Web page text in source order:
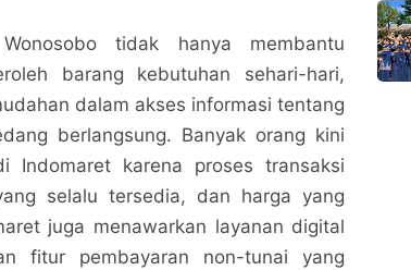
tidak hanya membantu
barang kebutuhan sehari-hari,
dalam akses informasi tentang
berlangsung. Banyak orang kini
Indomaret karena proses transaksi
selalu tersedia, dan harga yang
juga menawarkan layanan digital
fitur pembayaran non-tunai yang